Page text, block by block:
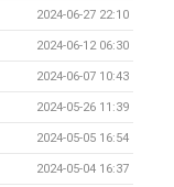
2024-06-27 22:10
2024-06-12 06:30
2024-06-07 10:43
2024-05-26 11:39
2024-05-05 16:54
2024-05-04 16:37